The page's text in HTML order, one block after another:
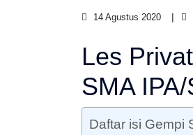
14 Agustus 2020
Les
SMA
Daftar isi Gempi